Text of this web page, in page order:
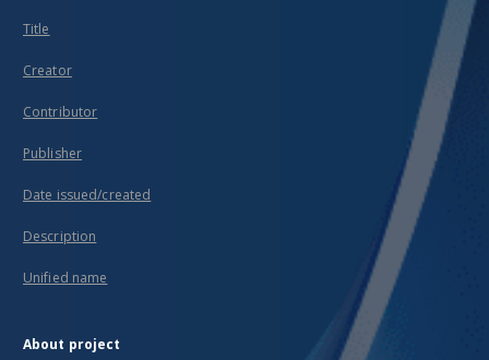
Title
Creator
Contributor
Publisher
Date issued/created
Description
Unified name
About project